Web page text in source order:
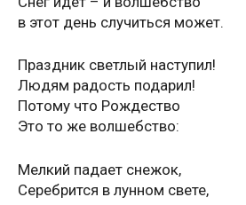
в этот день случиться может.
Праздник светлый наступил!
Людям радость подарил!
Потому что Рождество
Это то же волшебство:
Мелкий падает снежок,
Серебрится в лунном свете,